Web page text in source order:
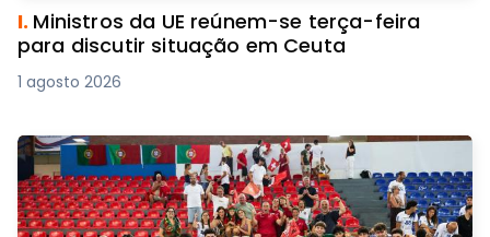
I. Ministros da UE reúnem-se terça-feira
para discutir situação em Ceuta
1 agosto 2026